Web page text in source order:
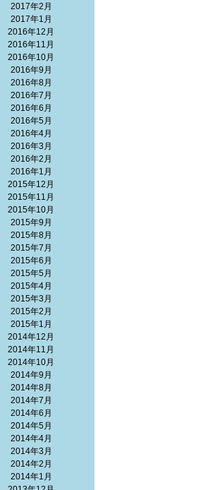
2017年2月
2017年1月
2016年12月
2016年11月
2016年10月
2016年9月
2016年8月
2016年7月
2016年6月
2016年5月
2016年4月
2016年3月
2016年2月
2016年1月
2015年12月
2015年11月
2015年10月
2015年9月
2015年8月
2015年7月
2015年6月
2015年5月
2015年4月
2015年3月
2015年2月
2015年1月
2014年12月
2014年11月
2014年10月
2014年9月
2014年8月
2014年7月
2014年6月
2014年5月
2014年4月
2014年3月
2014年2月
2014年1月